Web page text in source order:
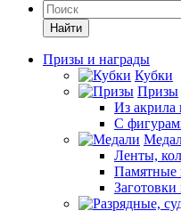
Найти
Призы и награды
Кубки
Призы
Из акрила
С
Ленты,
Памятные
Заготовки